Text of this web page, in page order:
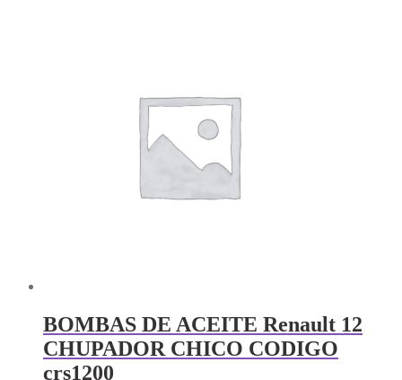
BOMBAS DE ACEITE Renault 12
CHUPADOR CHICO CODIGO
crs1200